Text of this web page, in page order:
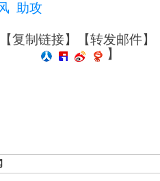
助攻
复制链接】【转发邮件】
】